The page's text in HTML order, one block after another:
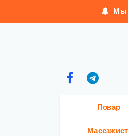
Мы
Повар
Массажист